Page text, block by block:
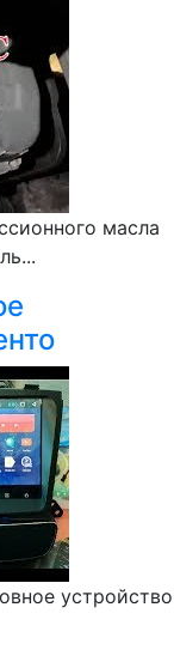
масла
устройство